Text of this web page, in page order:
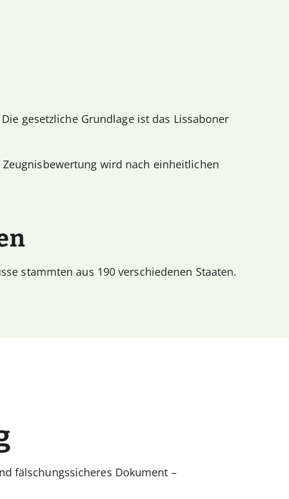
gesetzliche Grundlage ist das Lissaboner
wird nach einheitlichen
stammten aus 190 verschiedenen Staaten.
fälschungssicheres Dokument –